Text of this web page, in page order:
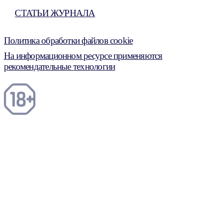
СТАТЬИ ЖУРНАЛА
Политика обработки файлов cookie
На информационном ресурсе применяются
рекомендательные технологии